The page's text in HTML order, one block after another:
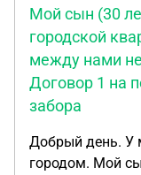
Мой сын (30
городской
между нами
Договор 1 на
забора
Добрый день. У меня есть земельный участок, за
городом. Мой сын (30 лет, зарегистрирован и